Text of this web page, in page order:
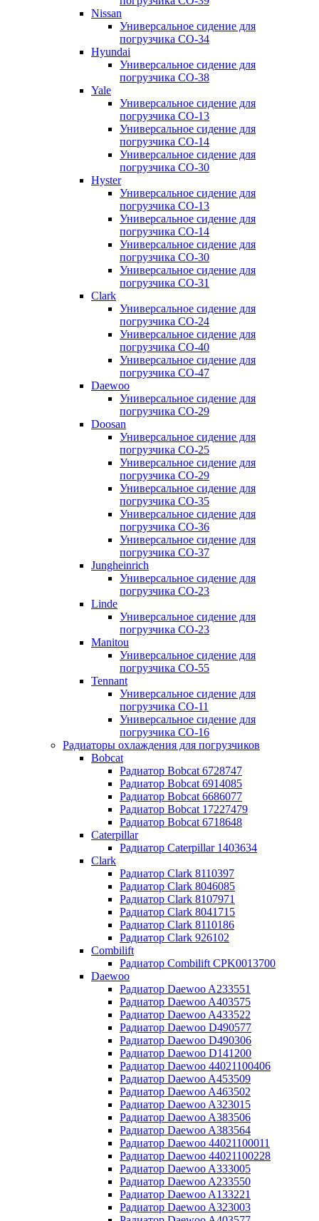
Nissan
Универсальное сидение для
погрузчика CO-34
Hyundai
Универсальное сидение для
погрузчика CO-38
Yale
Универсальное сидение для
погрузчика CO-13
Универсальное сидение для
погрузчика CO-14
Универсальное сидение для
погрузчика CO-30
Hyster
Универсальное сидение для
погрузчика CO-13
Универсальное сидение для
погрузчика CO-14
Универсальное сидение для
погрузчика CO-30
Универсальное сидение для
погрузчика CO-31
Clark
Универсальное сидение для
погрузчика CO-24
Универсальное сидение для
погрузчика CO-40
Универсальное сидение для
погрузчика CO-47
Daewoo
Универсальное сидение для
погрузчика CO-29
Doosan
Универсальное сидение для
погрузчика CO-25
Универсальное сидение для
погрузчика CO-29
Универсальное сидение для
погрузчика CO-35
Универсальное сидение для
погрузчика CO-36
Универсальное сидение для
погрузчика CO-37
Jungheinrich
Универсальное сидение для
погрузчика CO-23
Linde
Универсальное сидение для
погрузчика CO-23
Manitou
Универсальное сидение для
погрузчика CO-55
Tennant
Универсальное сидение для
погрузчика CO-11
Универсальное сидение для
погрузчика CO-16
Радиаторы охлаждения для погрузчиков
Bobcat
Радиатор Bobcat 6728747
Радиатор Bobcat 6914085
Радиатор Bobcat 6686077
Радиатор Bobcat 17227479
Радиатор Bobcat 6718648
Caterpillar
Радиатор Caterpillar 1403634
Clark
Радиатор Clark 8110397
Радиатор Clark 8046085
Радиатор Clark 8107971
Радиатор Clark 8041715
Радиатор Clark 8110186
Радиатор Clark 926102
Combilift
Радиатор Combilift CPK0013700
Daewoo
Радиатор Daewoo A233551
Радиатор Daewoo A403575
Радиатор Daewoo A433522
Радиатор Daewoo D490577
Радиатор Daewoo D490306
Радиатор Daewoo D141200
Радиатор Daewoo 44021100406
Радиатор Daewoo A453509
Радиатор Daewoo A463502
Радиатор Daewoo A323015
Радиатор Daewoo A383506
Радиатор Daewoo A383564
Радиатор Daewoo 44021100011
Радиатор Daewoo 44021100228
Радиатор Daewoo A333005
Радиатор Daewoo A233550
Радиатор Daewoo A133221
Радиатор Daewoo A323003